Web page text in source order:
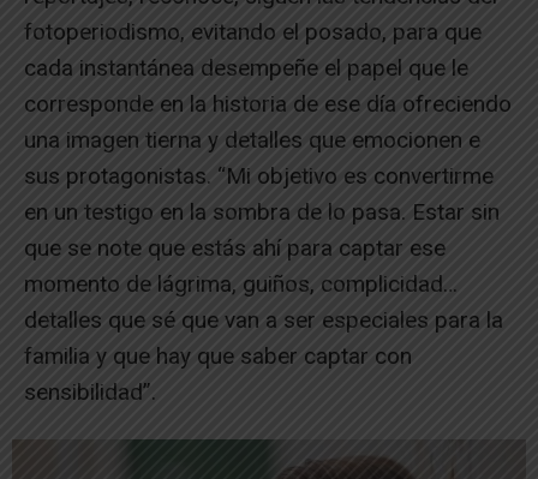
fotoperiodismo, evitando el posado, para que
cada instantánea desempeñe el papel que le
corresponde en la historia de ese día ofreciendo
una imagen tierna y detalles que emocionen e
sus protagonistas. “Mi objetivo es convertirme
en un testigo en la sombra de lo pasa. Estar sin
que se note que estás ahí para captar ese
momento de lágrima, guiños, complicidad…
detalles que sé que van a ser especiales para la
familia y que hay que saber captar con
sensibilidad”.